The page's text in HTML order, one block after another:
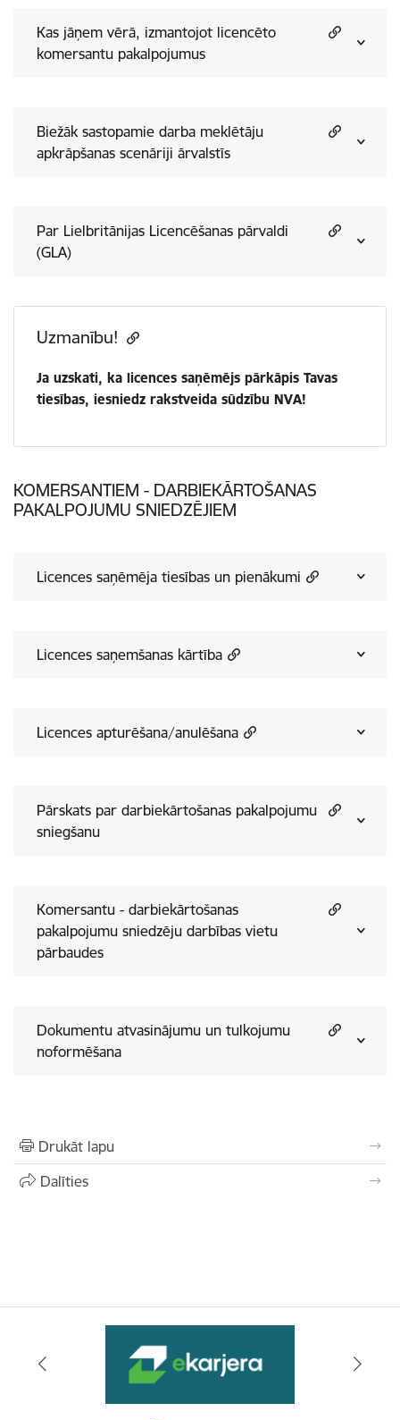
Kas jāņem vērā, izmantojot licencēto
komersantu pakalpojumus
Biežāk sastopamie darba meklētāju
apkrāpšanas scenāriji ārvalstīs
Par Lielbritānijas Licencēšanas pārvaldi
(GLA)
Uzmanību!
Ja uzskati, ka licences saņēmējs pārkāpis Tavas
tiesības, iesniedz rakstveida sūdzību NVA!
KOMERSANTIEM - DARBIEKĀRTOŠANAS
PAKALPOJUMU SNIEDZĒJIEM
Licences saņēmēja tiesības un pienākumi
Licences saņemšanas kārtība
Licences apturēšana/anulēšana
Pārskats par darbiekārtošanas pakalpojumu
sniegšanu
Komersantu - darbiekārtošanas
pakalpojumu sniedzēju darbības vietu
pārbaudes
Dokumentu atvasinājumu un tulkojumu
noformēšana
Drukāt lapu
Dalīties